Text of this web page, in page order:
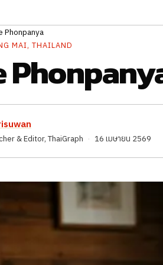
Phonpanya
MAI, THAILAND
& Editor, ThaiGraph · 16 เมษายน 2569